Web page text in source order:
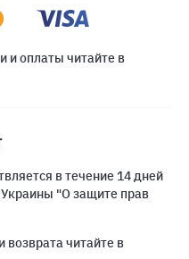
и оплаты читайте в
в течение 14 дней
Украины "О защите прав
возврата читайте в